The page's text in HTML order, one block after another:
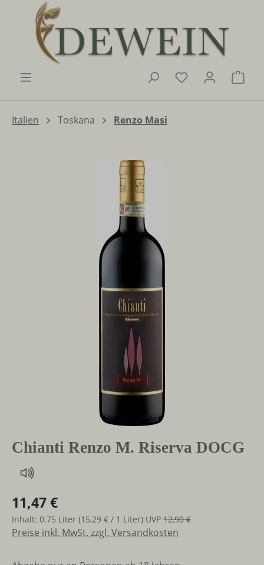
Zum Hauptinhalt springen
Du hast 0
Italien Toskana Renzo Masi
Chianti Renzo M. Riserva DOCG
11,47 €
Inhalt: 0.75 Liter (15,29 € / 1 Liter) UVP 12,90 €
Preise inkl. MwSt. zzgl. Versandkosten